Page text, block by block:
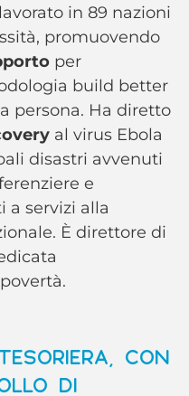
in 89 nazioni
promuovendo
per
build better
persona. Ha diretto
al virus Ebola
disastri avvenuti
e
a servizi alla
È direttore di
CON
DI